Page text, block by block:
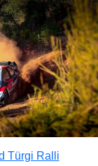
Türgi Ralli